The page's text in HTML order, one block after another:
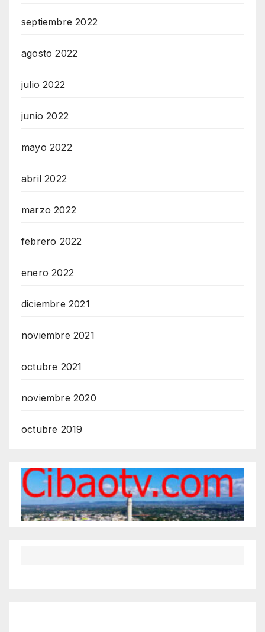
septiembre 2022
agosto 2022
julio 2022
junio 2022
mayo 2022
abril 2022
marzo 2022
febrero 2022
enero 2022
diciembre 2021
noviembre 2021
octubre 2021
noviembre 2020
octubre 2019